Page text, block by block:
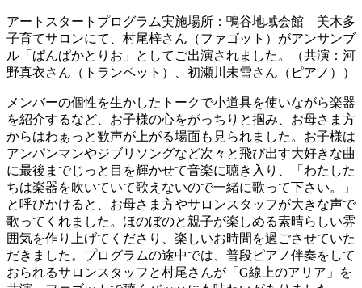
アートスタートプログラム実施場所：鴨谷地域会館 美木多
子育てサロンにて、村尾梓さん（ファゴット）がアンサンブ
ル「ぱんぱかとりお」としてご出演されました。（共演：河
野真衣さん（トランペット）、初瀬川未雪さん（ピアノ））
メンバーの個性を生かしたトークで小道具を使いながら楽器
を紹介するなど、お子様の心をがっちりと掴み、お母さま方
からはわぁっと歓声が上がる場面も見られました。お子様は
アンパンマンやジブリソングなど次々と飛び出す大好きな曲
に最後までじっと目を輝かせて音楽に聴き入り、「わたした
ちは楽器を吹いていて歌えないので一緒に歌って下さい。」
と呼びかけると、お母さま方やサロンスタッフが大きな声で
歌ってくれました。ほのぼのと親子が楽しめる素晴らしい雰
囲気を作り上げてくださり、楽しいお時間を過ごさせていた
だきました。プログラムの途中では、普段ピアノ伴奏をして
おられるサロンスタッフと村尾さんが「G線上のアリア」を